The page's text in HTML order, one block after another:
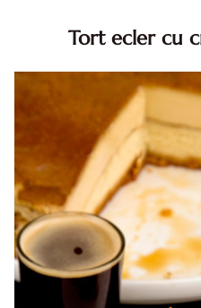
Tort ecler cu
Reteta tort ecler. Tort